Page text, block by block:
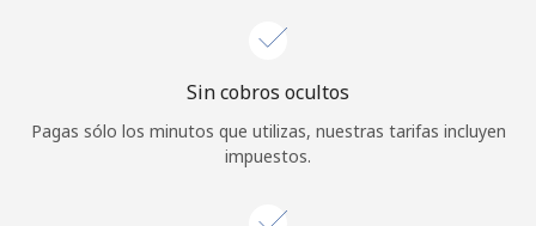
¿Olvidaste tu contraseña? →
Iniciar Sesión
Sin cobros ocultos
Pagas sólo los minutos que utilizas, nuestras tarifas incluyen
impuestos.